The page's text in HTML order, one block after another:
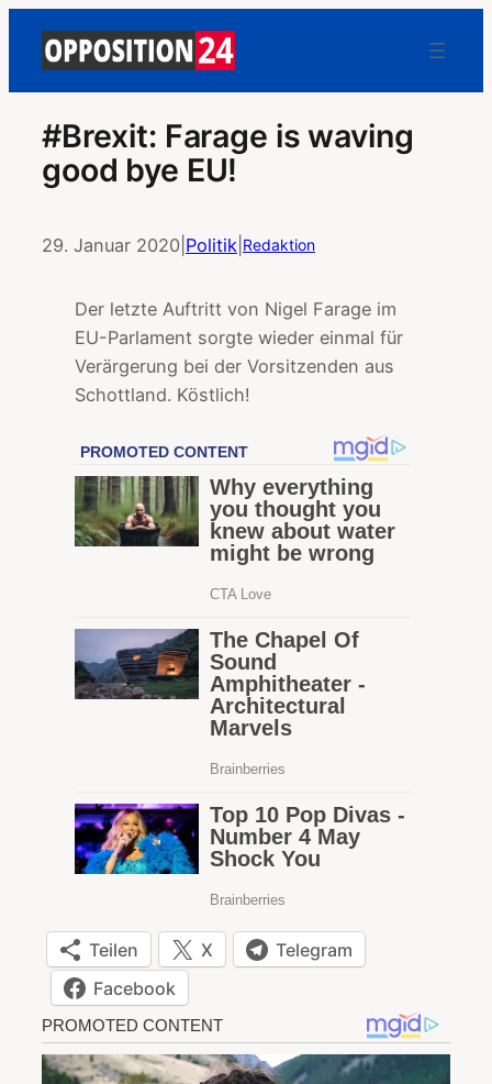
#Brexit: Farage is waving
good bye EU!
29. Januar 2020 Politik Redaktion
Der letzte Auftritt von Nigel Farage im
EU-Parlament sorgte wieder einmal für
Verärgerung bei der Vorsitzenden aus
Schottland. Köstlich!
Teilen X
Telegram
Facebook